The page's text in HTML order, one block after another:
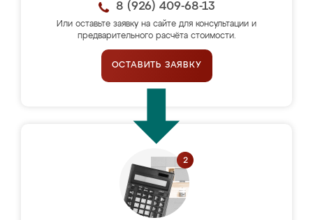
8 (926) 409-68-13
Или оставьте заявку на сайте для консультации и
предварительного расчёта стоимости.
ОСТАВИТЬ ЗАЯВКУ